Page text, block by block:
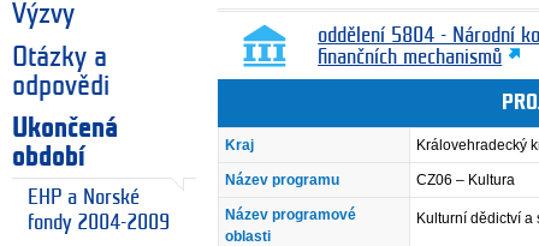
Výzvy
Otázky a
odpovědi
Ukončená
období
EHP a Norské
fondy 2004-2009
oddělení 5804 - Národní
finančních mechanismů
Kraj Královehradecký
Název programu CZ06 – Kultura
Název programové
oblasti
Kulturní dědictví a